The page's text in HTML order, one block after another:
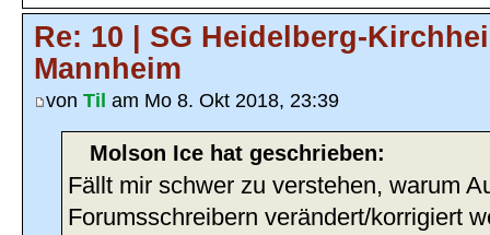
Re: 10 | SG Heidelberg-
Mannheim
von Til am Mo 8. Okt 2018, 23:39
Molson Ice hat geschrieben:
Fällt mir schwer zu verstehen, warum
Forumsschreibern verändert/korrigiert